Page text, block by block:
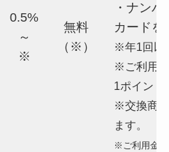
0.5%
～
※
無料
（※）
・ナン
カードを
※年1回以
※ご利用
1ポイント
※交換商
ます。
※ご利用金額